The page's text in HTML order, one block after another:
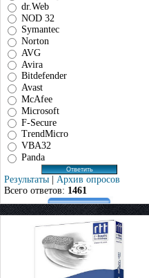
dr.Web
NOD 32
Symantec
Norton
AVG
Avira
Bitdefender
Avast
McAfee
Microsoft
F-Secure
TrendMicro
VBA32
Panda
Результаты | Архив опросов
Всего ответов: 1461